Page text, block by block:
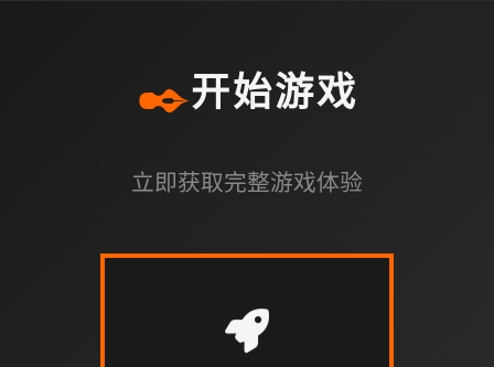
✒️开始游戏
立即获取完整游戏体验